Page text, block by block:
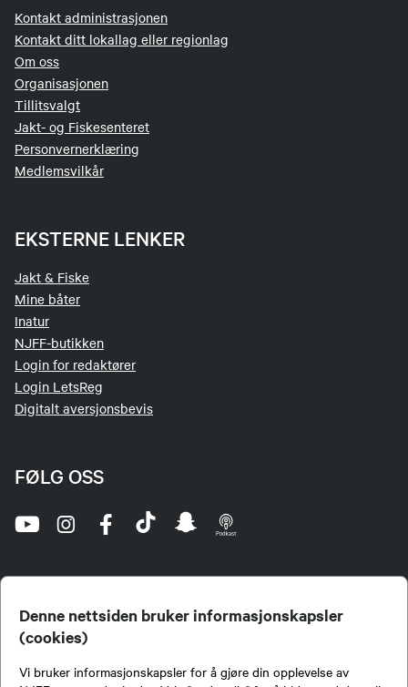
Denne nettsiden bruker informasjonskapsler
(cookies)
Vi bruker informasjonskapsler for å gjøre din opplevelse av
Kontakt administrasjonen
Kontakt ditt lokallag eller regionlag
Om oss
Organisasjonen
Tillitsvalgt
Jakt- og Fiskesenteret
Personvernerklæring
Medlemsvilkår
EKSTERNE LENKER
Jakt & Fiske
Mine båter
Inatur
NJFF-butikken
Login for redaktører
Login LetsReg
Digitalt aversjonsbevis
FØLG OSS
jegere og sportsfiskere og et av de viktigste miljøene for formidling av kunnskap om jakt og